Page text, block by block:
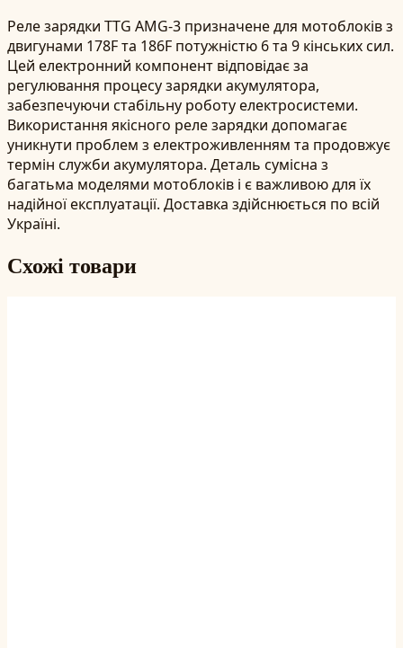
Реле зарядки TTG AMG-3 призначене для мотоблоків з
двигунами 178F та 186F потужністю 6 та 9 кінських сил.
Цей електронний компонент відповідає за
регулювання процесу зарядки акумулятора,
забезпечуючи стабільну роботу електросистеми.
Використання якісного реле зарядки допомагає
уникнути проблем з електроживленням та продовжує
термін служби акумулятора. Деталь сумісна з
багатьма моделями мотоблоків і є важливою для їх
надійної експлуатації. Доставка здійснюється по всій
Україні.
Схожі товари